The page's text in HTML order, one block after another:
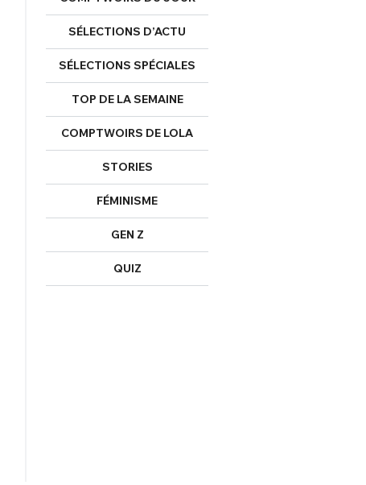
SÉLECTIONS D’ACTU
SÉLECTIONS SPÉCIALES
TOP DE LA SEMAINE
COMPTWOIRS DE LOLA
STORIES
FÉMINISME
GEN Z
QUIZ
Mot de passe perdu ?
Un Thread
C'EST PARTI